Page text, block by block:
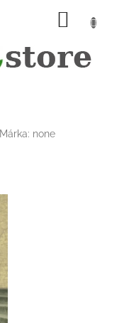
KOSÁR
Márka: none